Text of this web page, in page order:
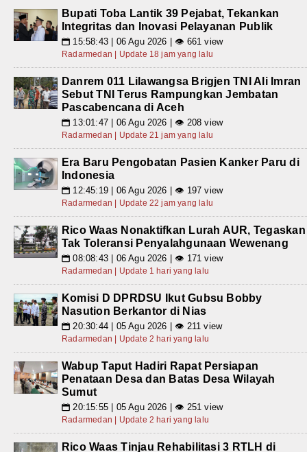
Bupati Toba Lantik 39 Pejabat, Tekankan
Integritas dan Inovasi Pelayanan Publik
📅 15:58:43 | 06 Agu 2026 | 👁 661 view
Radarmedan | Update 18 jam yang lalu
Danrem 011 Lilawangsa Brigjen TNI Ali Imran
Sebut TNI Terus Rampungkan Jembatan
Pascabencana di Aceh
📅 13:01:47 | 06 Agu 2026 | 👁 208 view
Radarmedan | Update 21 jam yang lalu
Era Baru Pengobatan Pasien Kanker Paru di
Indonesia
📅 12:45:19 | 06 Agu 2026 | 👁 197 view
Radarmedan | Update 22 jam yang lalu
Rico Waas Nonaktifkan Lurah AUR, Tegaskan
Tak Toleransi Penyalahgunaan Wewenang
📅 08:08:43 | 06 Agu 2026 | 👁 171 view
Radarmedan | Update 1 hari yang lalu
Komisi D DPRDSU Ikut Gubsu Bobby
Nasution Berkantor di Nias
📅 20:30:44 | 05 Agu 2026 | 👁 211 view
Radarmedan | Update 2 hari yang lalu
Wabup Taput Hadiri Rapat Persiapan
Penataan Desa dan Batas Desa Wilayah
Sumut
📅 20:15:55 | 05 Agu 2026 | 👁 251 view
Radarmedan | Update 2 hari yang lalu
Rico Waas Tinjau Rehabilitasi 3 RTLH di